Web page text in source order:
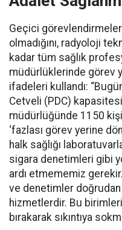
Geçici
olmadığını, radyoloji
kadar tüm sağlık
müdürlüklerinde görev
ifadeleri kullandı:
Cetveli (PDC)
müdürlüğünde 1150
‘fazlası görev yerine
halk sağlığı
sigara denetimleri gibi
ardı etmememiz
ve denetimler
hizmetlerdir. Bu
bırakarak sıkıntıya